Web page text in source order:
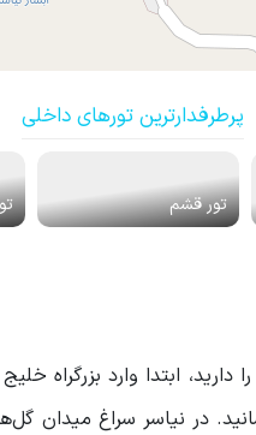
پرطرفدارترین تورهای داخلی
تور قشم
دارید، ابتدا وارد
به نیاسر برسانید. در نیاسر